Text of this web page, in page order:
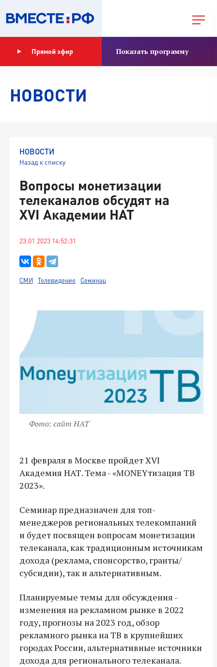
Прямой эфир Показать программу
НОВОСТИ
НОВОСТИ
Назад к списку
Вопросы монетизации
телеканалов обсудят на
XVI Академии НАТ
23.01.2023 14:52:31
СМИ Телевидение Семинар
Фото: сайт НАТ
21 февраля в Москве пройдет XVI
Академия НАТ. Тема - «MONEYтизация ТВ
2023».
Семинар предназначен для топ-
менеджеров региональных телекомпаний
и будет посвящен вопросам монетизации
телеканала, как традиционным источникам
дохода (реклама, спонсорство, гранты/
субсидии), так и альтернативным.
Планируемые темы для обсуждения -
изменения на рекламном рынке в 2022
году, прогнозы на 2023 год, обзор
рекламного рынка на ТВ в крупнейших
городах России, альтернативные источники
дохода для регионального телеканала.